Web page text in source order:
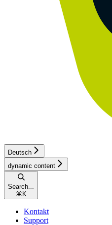
Deutsch
dynamic content
Search...
⌘ K
Kontakt
Support